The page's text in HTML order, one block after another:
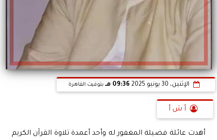
الإثنين، 30 يونيو 2025 09:36 مـ بتوقيت القاهرة
أ ش أ
أهدت عائلة فضيلة المغفور له وأحد أعمدة تلاوة القرآن الكريم